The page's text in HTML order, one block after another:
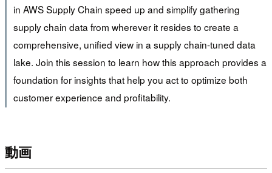
in AWS Supply Chain speed up and simplify gathering
supply chain data from wherever it resides to create a
comprehensive, unified view in a supply chain-tuned data
lake. Join this session to learn how this approach provides a
foundation for insights that help you act to optimize both
customer experience and profitability.
動画